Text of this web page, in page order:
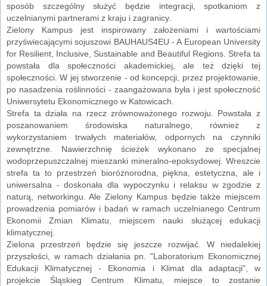
sposób szczególny służyć będzie integracji, spotkaniom z
uczelnianymi partnerami z kraju i zagranicy.
Zielony Kampus jest inspirowany założeniami i wartościami
przyświecającymi sojuszowi BAUHAUS4EU - A European University
for Resilient, Inclusive, Sustainable and Beautiful Regions. Strefa ta
powstała dla społeczności akademickiej, ale też dzięki tej
społeczności. W jej stworzenie - od koncepcji, przez projektowanie,
po nasadzenia roślinności - zaangażowana była i jest społeczność
Uniwersytetu Ekonomicznego w Katowicach.
Strefa ta działa na rzecz zrównoważonego rozwoju. Powstała z
poszanowaniem środowiska naturalnego, również z
wykorzystaniem trwałych materiałów, odpornych na czynniki
zewnętrzne. Nawierzchnię ścieżek wykonano ze specjalnej
wodoprzepuszczalnej mieszanki mineralno-epoksydowej. Wreszcie
strefa ta to przestrzeń bioróżnorodna, piękna, estetyczna, ale i
uniwersalna - doskonała dla wypoczynku i relaksu w zgodzie z
naturą, networkingu. Ale Zielony Kampus będzie także miejscem
prowadzenia pomiarów i badań w ramach uczelnianego Centrum
Ekonomii Zmian Klimatu, miejscem nauki służącej edukacji
klimatycznej.
Zielona przestrzeń będzie się jeszcze rozwijać. W niedalekiej
przyszłości, w ramach działania pn. "Laboratorium Ekonomicznej
Edukacji Klimatycznej - Ekonomia i Klimat dla adaptacji", w
projekcie Śląskieg Centrum Klimatu, miejsce to zostanie